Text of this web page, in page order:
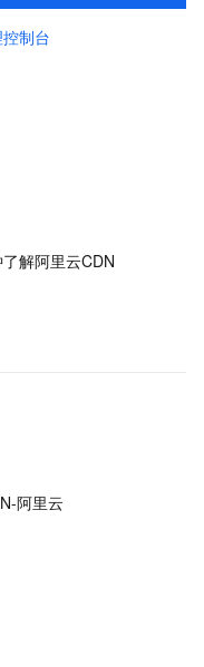
制台
解阿里云CDN
阿里云